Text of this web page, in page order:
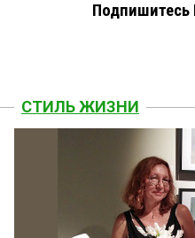
Подпишитесь
СТИЛЬ ЖИЗНИ